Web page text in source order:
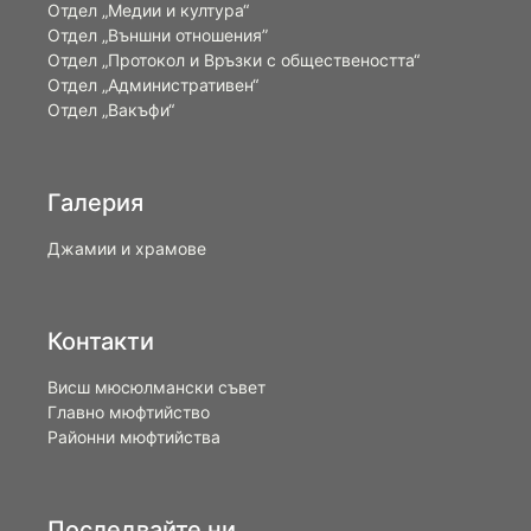
Отдел „Медии и култура“
Отдел „Външни отношения”
Oтдел „Протокол и Връзки с обществеността“
Отдел „Административен“
Отдел „Вакъфи“
Галерия
Джамии и храмове
Контакти
Висш мюсюлмански съвет
Главно мюфтийство
Районни мюфтийства